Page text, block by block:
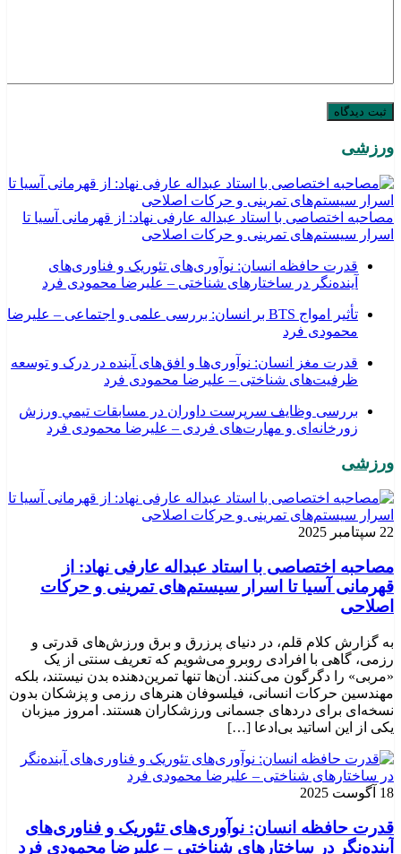
ورزشی
مصاحبه اختصاصی با استاد عبداله عارفی نهاد: از قهرمانی آسیا تا
اسرار سیستم‌های تمرینی و حرکات اصلاحی
قدرت حافظه انسان: نوآوری‌های تئوریک و فناوری‌های
آینده‌نگر در ساختارهای شناختی – علیرضا محمودی فرد
تأثیر امواج BTS بر انسان: بررسی علمی و اجتماعی – علیرضا
محمودی فرد
قدرت مغز انسان: نوآوری‌ها و افق‌های آینده در درک و توسعه
ظرفیت‌های شناختی – علیرضا محمودی فرد
بررسی وظايف سرپرست داوران در مسابقات تیمي ورزش
زورخانه‌ای و مهارت‌های فردی – علیرضا محمودی فرد
ورزشی
22 سپتامبر 2025
مصاحبه اختصاصی با استاد عبداله عارفی نهاد: از
قهرمانی آسیا تا اسرار سیستم‌های تمرینی و حرکات
اصلاحی
به گزارش کلام قلم، در دنیای پرزرق و برق ورزش‌های قدرتی و
رزمی، گاهی با افرادی روبرو می‌شویم که تعریف سنتی از یک
«مربی» را دگرگون می‌کنند. آن‌ها تنها تمرین‌دهنده بدن نیستند، بلکه
مهندسین حرکات انسانی، فیلسوفان هنرهای رزمی و پزشکان بدون
نسخه‌ای برای دردهای جسمانی ورزشکاران هستند. امروز میزبان
یکی از این اساتید بی‌ادعا […]
18 آگوست 2025
قدرت حافظه انسان: نوآوری‌های تئوریک و فناوری‌های
آینده‌نگر در ساختارهای شناختی – علیرضا محمودی فرد